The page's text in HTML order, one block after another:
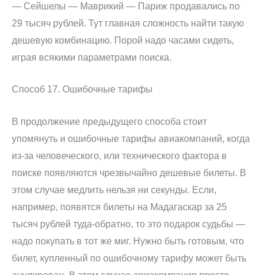
— Сейшелы — Маврикий — Париж продавались по
29 тысяч рублей. Тут главная сложность найти такую
дешевую комбинацию. Порой надо часами сидеть,
играя всякими параметрами поиска.
Способ 17. Ошибочные тарифы
В продолжение предыдущего способа стоит
упомянуть и ошибочные тарифы авиакомпаний, когда
из-за человеческого, или технического фактора в
поиске появляются чрезвычайно дешевые билеты. В
этом случае медлить нельзя ни секунды. Если,
например, появятся билеты на Мадагаскар за 25
тысяч рублей туда-обратно, то это подарок судьбы —
надо покупать в тот же миг. Нужно быть готовым, что
билет, купленный по ошибочному тарифу может быть